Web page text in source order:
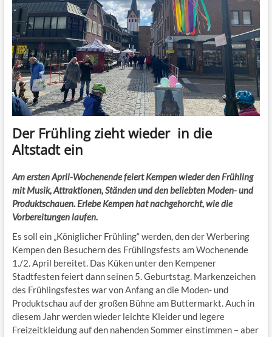
Der Frühling zieht wieder in die
Altstadt ein
Am ersten April-Wochenende feiert Kempen wieder den Frühling
mit Musik, Attraktionen, Ständen und den beliebten Moden- und
Produktschauen. Erlebe Kempen hat nachgehorcht, wie die
Vorbereitungen laufen.
Es soll ein „Königlicher Frühling“ werden, den der Werbering
Kempen den Besuchern des Frühlingsfests am Wochenende
1./2. April bereitet. Das Küken unter den Kempener
Stadtfesten feiert dann seinen 5. Geburtstag. Markenzeichen
des Frühlingsfestes war von Anfang an die Moden- und
Produktschau auf der großen Bühne am Buttermarkt. Auch in
diesem Jahr werden wieder leichte Kleider und legere
Freizeitkleidung auf den nahenden Sommer einstimmen – aber